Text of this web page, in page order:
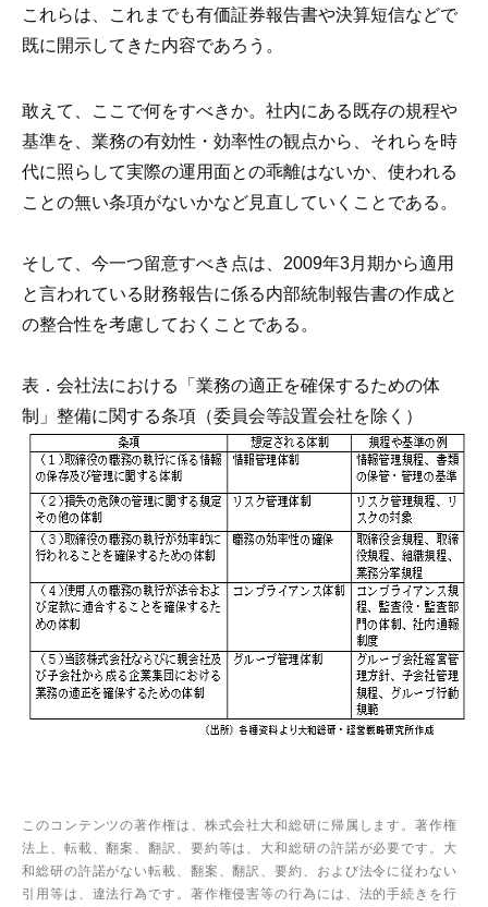
これらは、これまでも有価証券報告書や決算短信などで
既に開示してきた内容であろう。
敢えて、ここで何をすべきか。社内にある既存の規程や
基準を、業務の有効性・効率性の観点から、それらを時
代に照らして実際の運用面との乖離はないか、使われる
ことの無い条項がないかなど見直していくことである。
そして、今一つ留意すべき点は、2009年3月期から適用
と言われている財務報告に係る内部統制報告書の作成と
の整合性を考慮しておくことである。
表．会社法における「業務の適正を確保するための体
制」整備に関する条項（委員会等設置会社を除く）
このコンテンツの著作権は、株式会社大和総研に帰属します。著作権
法上、転載、翻案、翻訳、要約等は、大和総研の許諾が必要です。大
和総研の許諾がない転載、翻案、翻訳、要約、および法令に従わない
引用等は、違法行為です。著作権侵害等の行為には、法的手続きを行